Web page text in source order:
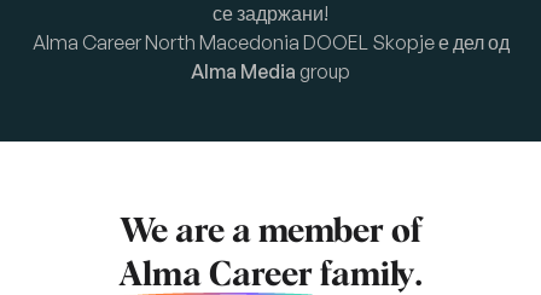
се задржани!
Alma Career North Macedonia DOOEL Skopje е дел од
Alma Media group
We are a member of
Alma Career family.